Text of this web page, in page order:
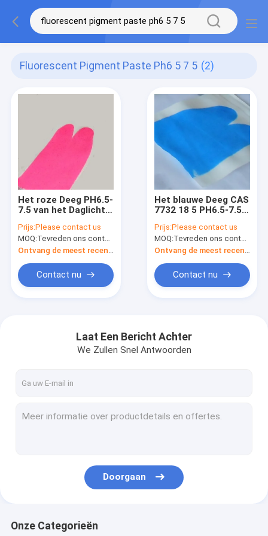
Fluorescent Pigment Paste Ph6 5 7 5 (2)
Het roze Deeg PH6.5-
7.5 van het Daglicht
Pigment Op basis van
water
Prijs:Please contact us
MOQ:Tevreden ons contacteren
Contact nu
Het blauwe Deeg CAS
7732 18 5 PH6.5-7.5
Fluorescente
Pigment
Prijs:Please contact us
MOQ:Tevreden ons contacteren
Contact nu
Laat Een Bericht Achter
We Zullen Snel Antwoorden
Doorgaan
Onze Categorieën